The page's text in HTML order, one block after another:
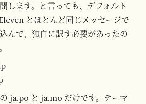
します。と言っても、デフォルト
とほとんど同じメッセージで
んで、独自に訳す必要があったの
ja.po と ja.mo だけです。テーマ